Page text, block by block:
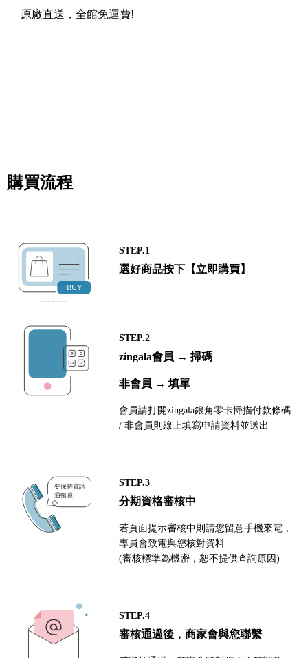
原廠直送，全館免運費!
購買流程
STEP.1
選好商品按下【立即購買】
STEP.2
zingala會員 → 掃碼
非會員 → 填單
會員請打開zingala銀角零卡掃描付款條碼
/ 非會員則線上填寫申請資料並送出
STEP.3
分期資格審核中
若頁面提示審核中則請您留意手機來電，
專員會致電與您核對資料
(審核標準為機密，恕不提供查詢原因)
STEP.4
審核通過後，商家會與您聯繫